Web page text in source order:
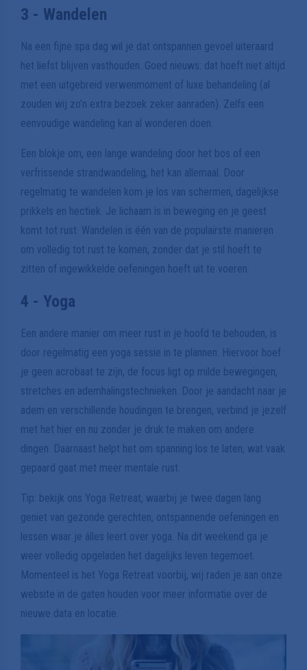
3 - Wandelen
Na een fijne spa dag wil je dat ontspannen gevoel uiteraard
het liefst blijven vasthouden. Goed nieuws: dat hoeft niet altijd
met een uitgebreid verwenmoment of luxe behandeling (al
zouden wij zo’n extra bezoek zeker aanraden). Zelfs een
eenvoudige wandeling kan al wonderen doen.
Een blokje om, een lange wandeling door het bos of een
verfrissende strandwandeling, het kan allemaal. Door
regelmatig te wandelen kom je los van schermen, dagelijkse
prikkels en hectiek. Je lichaam is in beweging en je geest
komt tot rust. Wandelen is één van de populairste manieren
om volledig tot rust te komen, zonder dat je stil hoeft te
zitten of ingewikkelde oefeningen hoeft uit te voeren.
4 - Yoga
Een andere manier om meer rust in je hoofd te behouden, is
door regelmatig een yoga sessie in te plannen. Hiervoor hoef
je geen acrobaat te zijn, de focus ligt op milde bewegingen,
stretches en ademhalingstechnieken. Door je aandacht naar je
adem en verschillende houdingen te brengen, verbind je jezelf
met het hier en nu zonder je druk te maken om andere
dingen. Daarnaast helpt het om spanning los te laten, wat vaak
gepaard gaat met meer mentale rust.
Tip: bekijk ons Yoga Retreat, waarbij je twee dagen lang
geniet van gezonde gerechten, ontspannende oefeningen en
lessen waar je álles leert over yoga. Na dit weekend ga je
weer volledig opgeladen het dagelijks leven tegemoet.
Momenteel is het Yoga Retreat voorbij, wij raden je aan onze
website in de gaten houden voor meer informatie over de
nieuwe data en locatie.